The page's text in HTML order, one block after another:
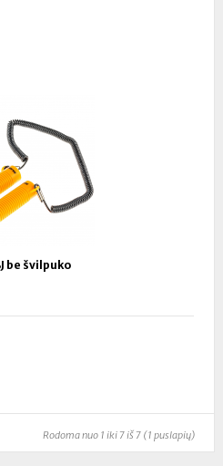
be švilpuko
Rodoma nuo 1 iki 7 iš 7 (1 puslapių)